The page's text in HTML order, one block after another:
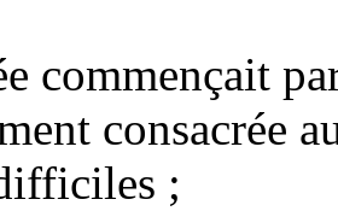
commençait
consacrée
;